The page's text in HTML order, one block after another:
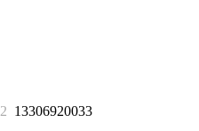
13306920033